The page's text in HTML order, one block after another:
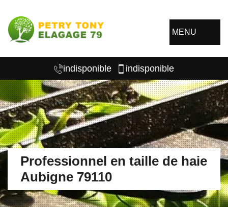
MENU
indisponible indisponible
Professionnel en taille de haie
Aubigne 79110